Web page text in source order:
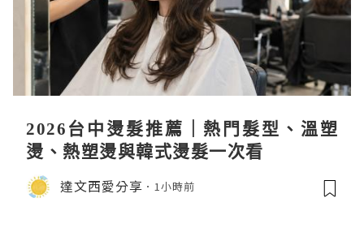
2026台中燙髮推薦｜熱門髮型、溫塑
燙、熱塑燙與韓式燙髮一次看
達文西愛分享 1小時前